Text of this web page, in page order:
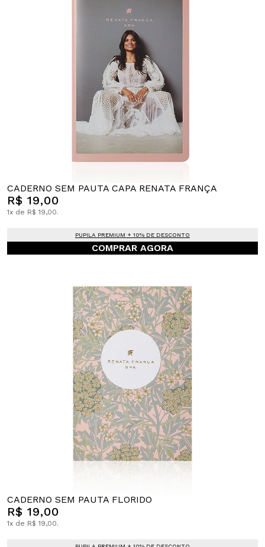
CADERNO SEM PAUTA CAPA RENATA FRANÇA
R$ 19,00
1x de R$ 19,00.
PUPILA PREMIUM + 10% DE DESCONTO
COMPRAR AGORA
CADERNO SEM PAUTA FLORIDO
R$ 19,00
1x de R$ 19,00.